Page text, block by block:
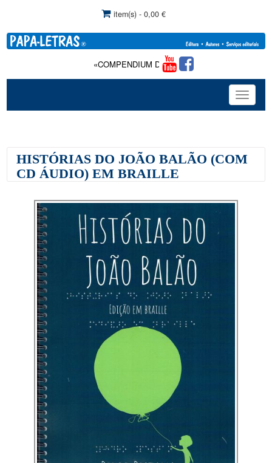
item(s) - 0,00 €
«COMPENDIUM DE TERAPIA DA FALA»: Com
Toggle
HISTÓRIAS DO JOÃO BALÃO (COM
CD ÁUDIO) EM BRAILLE